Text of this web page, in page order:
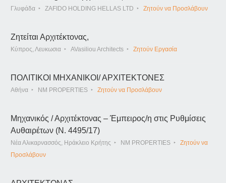
Γλυφάδα ZAFIDO HOLDING HELLAS LTD Ζητούν να Προσλάβουν
Ζητείται Αρχιτέκτονας,
Κύπρος, Λευκωσια AVasiliou Architects Ζητούν Εργασία
ΠΟΛΙΤΙΚΟΙ ΜΗΧΑΝΙΚΟΙ/ ΑΡΧΙΤΕΚΤΟΝΕΣ
Αθήνα NM PROPERTIES Ζητούν να Προσλάβουν
Μηχανικός / Αρχιτέκτονας – Έμπειρος/η στις Ρυθμίσεις
Αυθαιρέτων (Ν. 4495/17)
Νέα Αλικαρνασσός, Ηράκλειο Κρήτης NM PROPERTIES
Ζητούν να
Προσλάβουν